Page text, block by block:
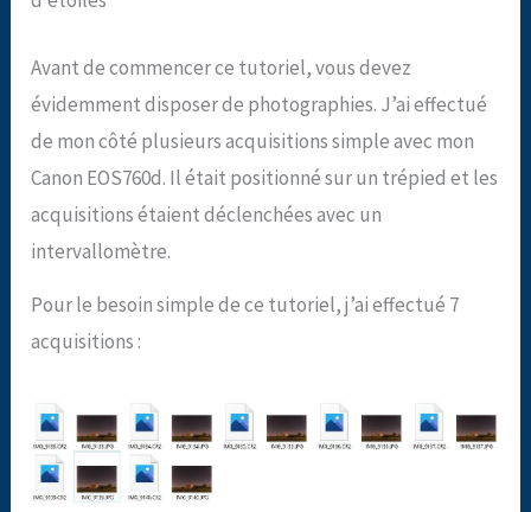
Avant de commencer ce tutoriel, vous devez
évidemment disposer de photographies. J’ai effectué
de mon côté plusieurs acquisitions simple avec mon
Canon EOS760d. Il était positionné sur un trépied et les
acquisitions étaient déclenchées avec un
intervallomètre.
Pour le besoin simple de ce tutoriel, j’ai effectué 7
acquisitions :